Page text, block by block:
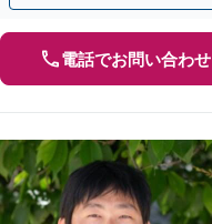
電話でお問い合わせ